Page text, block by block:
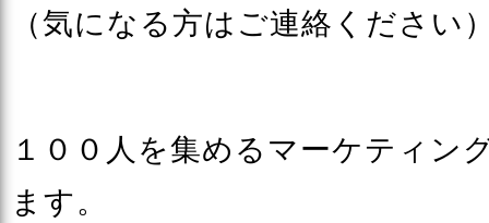
（気になる方はご連絡ください
１００人を集めるマーケティン
ます。